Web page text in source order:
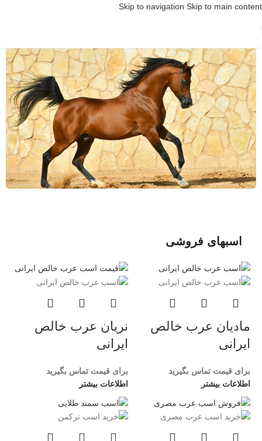
Skip to navigation Skip to main content
اسبهای فروشی
مادیان عرب خالص
ایرانی
برای قیمت تماس بگیرید
اطلاعات بیشتر
نریان عرب خالص
ایرانی
برای قیمت تماس بگیرید
اطلاعات بیشتر